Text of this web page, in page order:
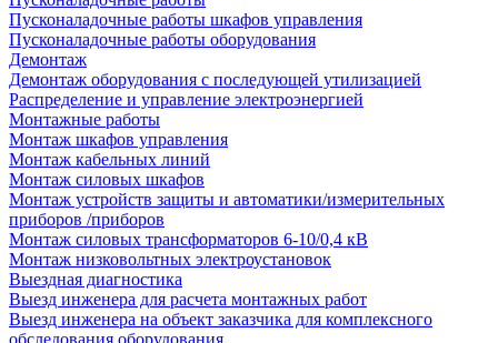
Пусконаладочные работы шкафов управления
Пусконаладочные работы оборудования
Демонтаж
Демонтаж оборудования с последующей утилизацией
Распределение и управление электроэнергией
Монтажные работы
Монтаж шкафов управления
Монтаж кабельных линий
Монтаж силовых шкафов
Монтаж устройств защиты и автоматики/измерительных
приборов /приборов
Монтаж силовых трансформаторов 6-10/0,4 кВ
Монтаж низковольтных электроустановок
Выездная диагностика
Выезд инженера для расчета монтажных работ
Выезд инженера на объект заказчика для комплексного
обследования оборудования